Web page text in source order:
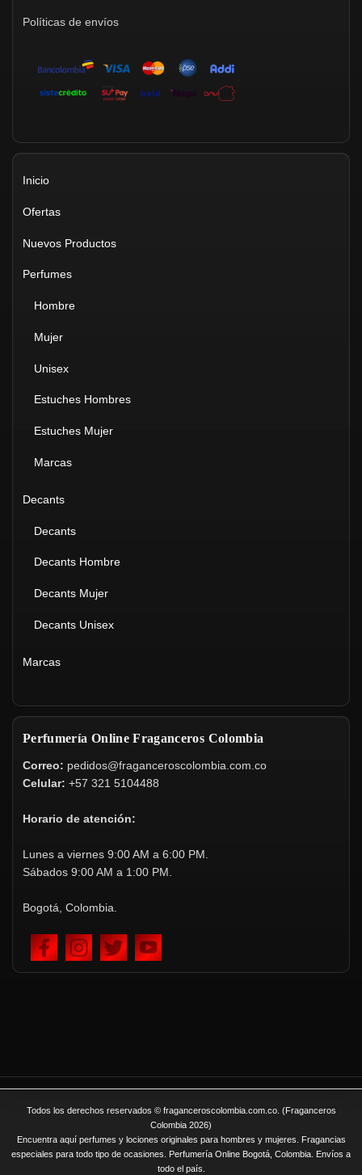
Políticas de envíos
Inicio
Ofertas
Nuevos Productos
Perfumes
Hombre
Mujer
Unisex
Estuches Hombres
Estuches Mujer
Marcas
Decants
Decants
Decants Hombre
Decants Mujer
Decants Unisex
Marcas
Perfumería Online Fraganceros Colombia
Correo: pedidos@fraganceroscolombia.com.co
Celular: +57 321 5104488
Horario de atención:
Lunes a viernes 9:00 AM a 6:00 PM.
Sábados 9:00 AM a 1:00 PM.
Bogotá, Colombia.
Todos los derechos reservados © fraganceroscolombia.com.co. (Fraganceros
Colombia 2026)
Encuentra aquí perfumes y lociones originales para hombres y mujeres. Fragancias
especiales para todo tipo de ocasiones. Perfumería Online Bogotá, Colombia. Envíos a
todo el país.